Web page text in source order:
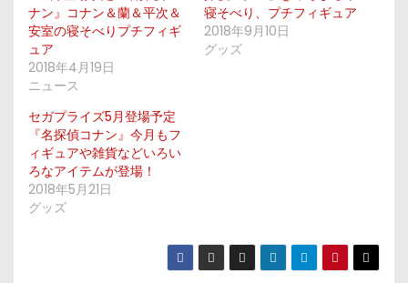
ナン』コナン＆蘭＆平次＆
安室の寝そべりプチフィギ
ュア
2018年4月19日
ニュース
寝そべり、プチフィギュア
2018年9月10日
グッズ
セガプライズ5月登場予定
『名探偵コナン』今月もフ
ィギュアや雑貨などいろい
ろなアイテムが登場！
2018年5月21日
グッズ